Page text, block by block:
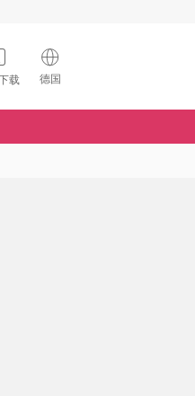
载 德国